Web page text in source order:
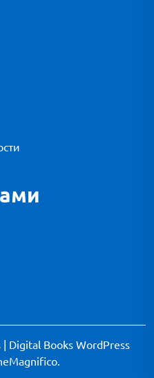
| Digital Books WordPress